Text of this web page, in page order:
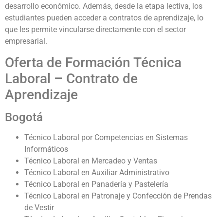
desarrollo económico. Además, desde la etapa lectiva, los
estudiantes pueden acceder a contratos de aprendizaje, lo
que les permite vincularse directamente con el sector
empresarial.
Oferta de Formación Técnica
Laboral – Contrato de
Aprendizaje
Bogotá
Técnico Laboral por Competencias en Sistemas
Informáticos
Técnico Laboral en Mercadeo y Ventas
Técnico Laboral en Auxiliar Administrativo
Técnico Laboral en Panadería y Pastelería
Técnico Laboral en Patronaje y Confección de Prendas
de Vestir